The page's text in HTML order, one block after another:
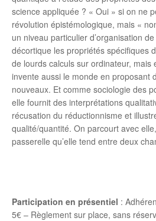
science appliquée ? « Oui » si on ne
révolution épistémologique, mais «
un niveau particulier d’organisation
décortique les propriétés spécifiques
de lourds calculs sur ordinateur, mais
invente aussi le monde en proposant
nouveaux. Et comme sociologie des
elle fournit des interprétations
récusation du réductionnisme et
qualité/quantité. On parcourt avec
passerelle qu’elle tend entre deux
Participation en présentiel :
5€ – Règlement sur place, sans